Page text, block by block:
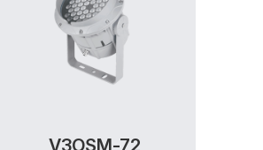
V3OSM-72